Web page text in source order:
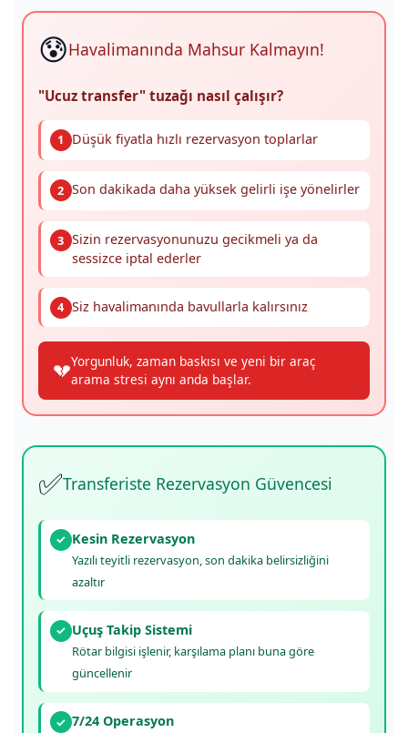
😰Havalimanında Mahsur Kalmayın!
"Ucuz transfer" tuzağı nasıl çalışır?
1 Düşük fiyatla hızlı rezervasyon toplarlar
2 Son dakikada daha yüksek gelirli işe yönelirler
3 Sizin rezervasyonunuzu gecikmeli ya da
sessizce iptal ederler
4 Siz havalimanında bavullarla kalırsınız
💔Yorgunluk, zaman baskısı ve yeni bir araç
arama stresi aynı anda başlar.
✅Transferiste Rezervasyon Güvencesi
✓ Kesin Rezervasyon
Yazılı teyitli rezervasyon, son dakika belirsizliğini
azaltır
✓ Uçuş Takip Sistemi
Rötar bilgisi işlenir, karşılama planı buna göre
güncellenir
✓ 7/24 Operasyon